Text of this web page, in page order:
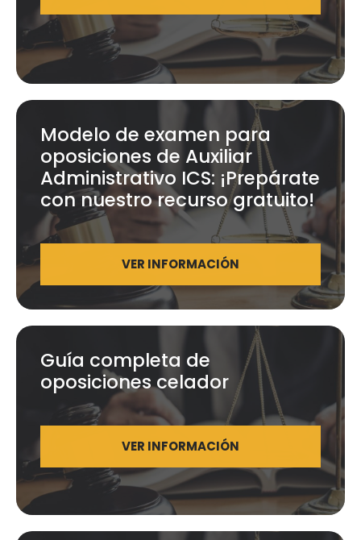
Modelo de examen para
oposiciones de Auxiliar
Administrativo ICS: ¡Prepárate
con nuestro recurso gratuito!
VER INFORMACIÓN
Guía completa de
oposiciones celador
VER INFORMACIÓN